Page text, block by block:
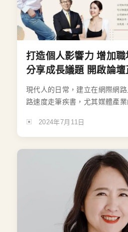
打造個人影響力 增加
分享成長議題 開啟論壇
現代人的日常，建立在網際網
路速度走筆疾書，尤其媒體產業
2024年7月11日